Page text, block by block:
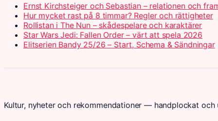
Ernst Kirchsteiger och Sebastian – relationen och
Hur mycket rast på 8 timmar? Regler och rättigheter
Rollistan i The Nun – skådespelare och karaktärer
Star Wars Jedi: Fallen Order – värt att spela 2026
Elitserien Bandy 25/26 – Start, Schema & Sändningar
Kultur, nyheter och rekommendationer — handplockat